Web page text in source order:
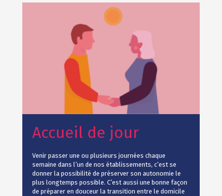
Accueil de jour
Venir passer une ou plusieurs journées chaque
semaine dans l’un de nos établissements, c’est se
donner la possibilité de préserver son autonomie le
plus longtemps possible. C’est aussi une bonne façon
de préparer en douceur la transition entre le domicile